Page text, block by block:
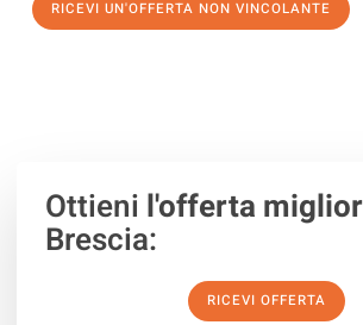
RICEVI UN'OFFERTA NON VINCOLANTE
Ottieni l'offerta
Brescia:
RICEVI OFFERTA